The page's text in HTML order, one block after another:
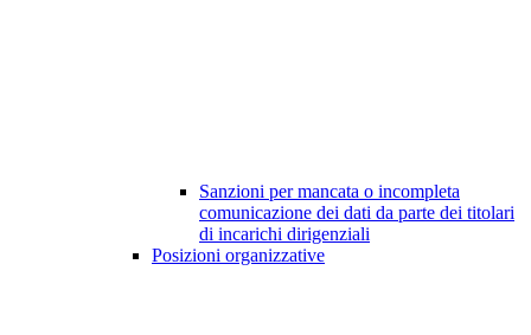
Sanzioni per mancata o incompleta
comunicazione dei dati da parte dei titolari
di incarichi dirigenziali
Posizioni organizzative